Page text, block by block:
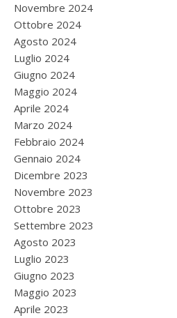
Novembre 2024
Ottobre 2024
Agosto 2024
Luglio 2024
Giugno 2024
Maggio 2024
Aprile 2024
Marzo 2024
Febbraio 2024
Gennaio 2024
Dicembre 2023
Novembre 2023
Ottobre 2023
Settembre 2023
Agosto 2023
Luglio 2023
Giugno 2023
Maggio 2023
Aprile 2023